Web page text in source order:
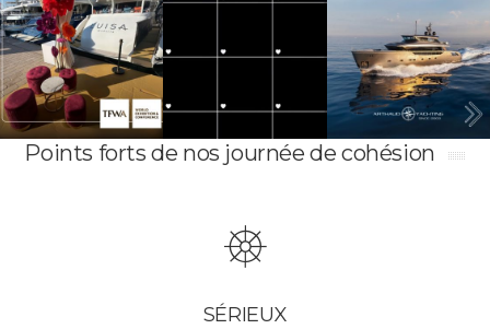
Points forts de nos journée de cohésion
SÉRIEUX